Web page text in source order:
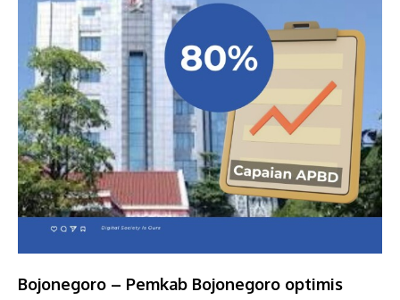
Bojonegoro – Pemkab Bojonegoro optimis